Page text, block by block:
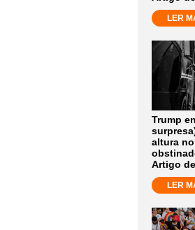
LER
Trump
altura
Artigo
LER